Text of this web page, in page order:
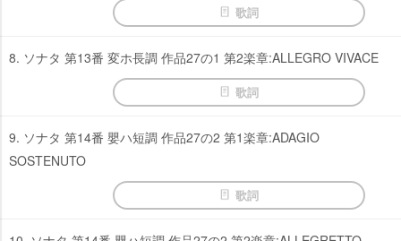
歌詞
8. ソナタ 第13番 変ホ長調 作品27の1 第2楽章:ALLEGRO VIVACE
歌詞
9. ソナタ 第14番 嬰ハ短調 作品27の2 第1楽章:ADAGIO
SOSTENUTO
歌詞